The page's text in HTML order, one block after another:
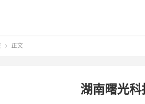
 正文
湖南曙光